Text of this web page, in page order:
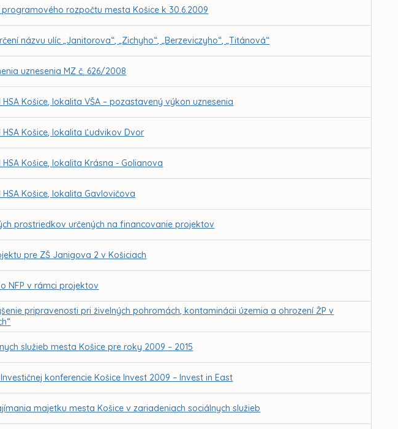
rozpočtu mesta Košice k 30.6.2009
názvu ulíc „Janitorova“, „Zichyho“, „Berzeviczyho“, „Titánová“
uznesenia MZ č. 626/2008
Košice, lokalita VŠA – pozastavený výkon uznesenia
Košice, lokalita Ľudvikov Dvor
Košice, lokalita Krásna - Golianova
Košice, lokalita Gavlovičova
prostriedkov určených na financovanie projektov
pre ZŠ Janigova 2 v Košiciach
NFP v rámci projektov
pripravenosti pri živelných pohromách, kontaminácii územia a ohrození ŽP v
služieb mesta Košice pre roky 2009 – 2015
konferencie Košice Invest 2009 – Invest in East
majetku mesta Košice v zariadeniach sociálnych služieb